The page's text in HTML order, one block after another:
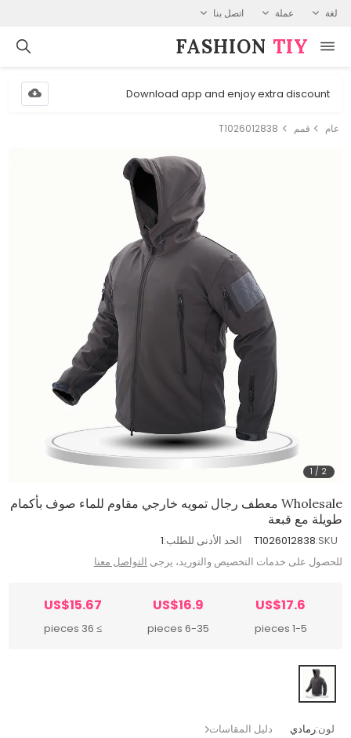
لغة عملة اتصل بنا
FASHION⁠ TIY
Download app and enjoy extra discount
عام قمم T1026012838
1 / 2
Wholesale معطف رجال تمويه خارجي مقاوم للماء صوف بأكمام
طويلة مع قبعة
SKU:
T1026012838 الحد الأدنى للطلب:1
للحصول على خدمات التخصيص والتوريد، يرجى التواصل معنا
US$17.6
1-5 pieces
US$16.9
6-35 pieces
US$15.67
≥ 36 pieces
لون:رمادي دليل المقاسات